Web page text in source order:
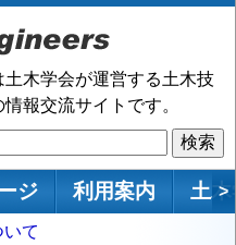
土木学会が運営する土木技
報交流サイトです。
ジ 利用案内 土 >
て